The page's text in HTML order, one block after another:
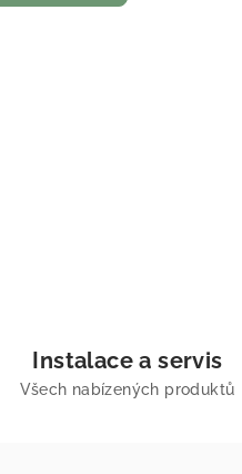
Instalace a servis
Všech nabízených produktů